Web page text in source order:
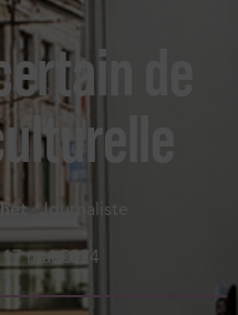
de
· Journaliste
17 mai 2024